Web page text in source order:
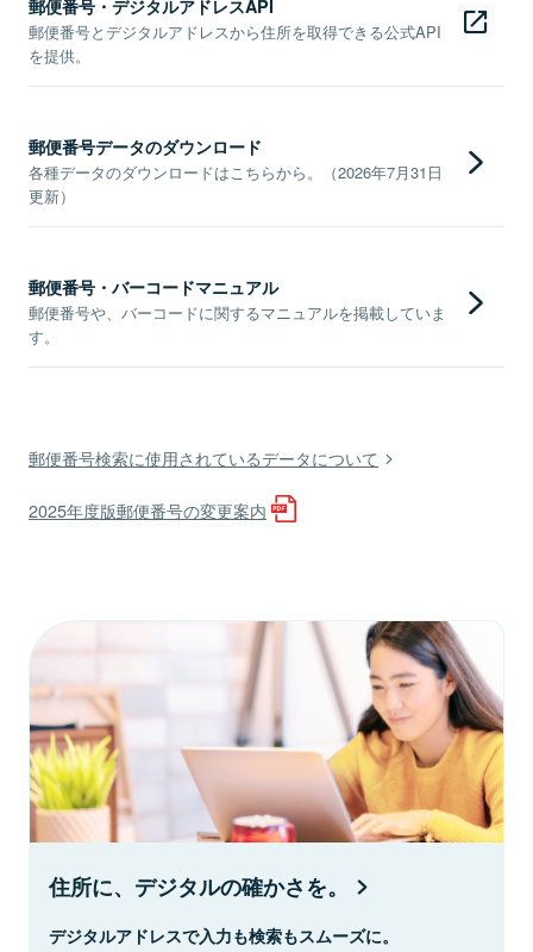
郵便番号・デジタルアドレスAPI
郵便番号とデジタルアドレスから住所を取得できる公式API
を提供。
郵便番号データのダウンロード
各種データのダウンロードはこちらから。（2026年7月31日
更新）
郵便番号・バーコードマニュアル
郵便番号や、バーコードに関するマニュアルを掲載していま
す。
郵便番号検索に使用されているデータについて
2025年度版郵便番号の変更案内
住所に、デジタルの確かさを。
デジタルアドレスで入力も検索もスムーズに。